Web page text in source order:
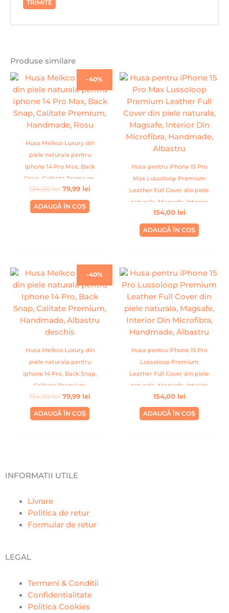
Produse similare
-40%
Husa Melkco Luxury din
piele naturala pentru
Iphone 14 Pro Max, Back
Snap, Calitate Premium,
Handmade, Rosu
134,00lei
Prețul
a
fost:
134,00 lei.
79,99 lei
Prețul
este:
79,99 lei.
ADAUGĂ ÎN COȘ
Husa pentru iPhone 15 Pro
Max Lussoloop Premium
Leather Full Cover din piele
naturala, Magsafe, Interior
Din Microfibra, Handmade,
Albastru
154,00 lei
ADAUGĂ ÎN COȘ
-40%
Husa Melkco Luxury din
piele naturala pentru
Iphone 14 Pro, Back Snap,
Calitate Premium,
Handmade, Albastru
deschis
134,00lei
Prețul
a
fost:
134,00 lei.
79,99 lei
Prețul
este:
79,99 lei.
ADAUGĂ ÎN COȘ
Husa pentru iPhone 15 Pro
Lussoloop Premium
Leather Full Cover din piele
naturala, Magsafe, Interior
Din Microfibra, Handmade,
Albastru
154,00 lei
ADAUGĂ ÎN COȘ
INFORMATII UTILE
Livrare
Politica de retur
Formular de retur
LEGAL
Termeni & Conditii
Confidentialitate
Politica Cookies